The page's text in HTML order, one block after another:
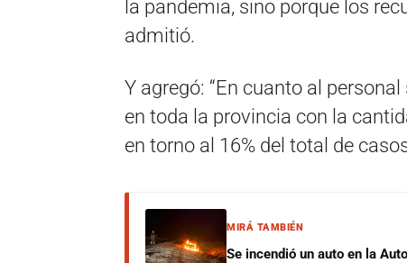
la pandemia, sino porque los
admitió.
Y agregó: “En cuanto al
en toda la provincia con la
en torno al 16% del total de
MIRÁ TAMBIÉN
Se incendió un auto en la